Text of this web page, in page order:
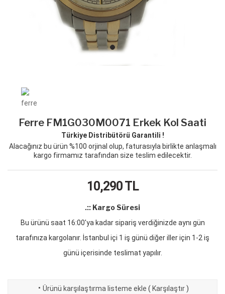
Ferre FM1G030M0071 Erkek Kol Saati
Türkiye Distribütörü Garantili !
Alacağınız bu ürün %100 orjinal olup, faturasıyla birlikte anlaşmalı
kargo firmamız tarafından size teslim edilecektir.
10,290TL
.:: Kargo Süresi
Bu ürünü saat 16:00'ya kadar sipariş verdiğinizde aynı gün
tarafınıza kargolanır. İstanbul içi 1 iş günü diğer iller için 1-2 iş
günü içerisinde teslimat yapılır.
· Ürünü karşılaştırma listeme ekle ( Karşılaştır )